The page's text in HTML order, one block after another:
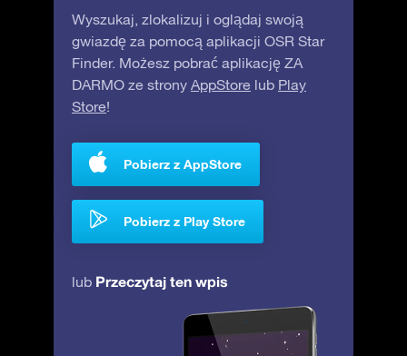
Wyszukaj, zlokalizuj i oglądaj swoją
gwiazdę za pomocą aplikacji OSR Star
Finder. Możesz pobrać aplikację ZA
DARMO ze strony AppStore lub Play
Store!
Pobierz z AppStore
Pobierz z Play Store
lub Przeczytaj ten wpis